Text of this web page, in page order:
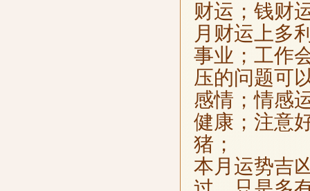
财运；钱财
月财运上多
事业；工作
压的问题可
感情；情感
健康；注意
猪；
本月运势吉